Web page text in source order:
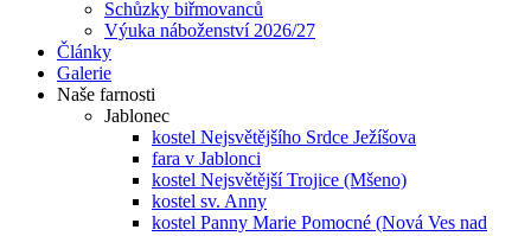
Schůzky biřmovanců
Výuka náboženství 2026/27
Články
Galerie
Naše farnosti
Jablonec
kostel Nejsvětějšího Srdce Ježíšova
fara v Jablonci
kostel Nejsvětější Trojice (Mšeno)
kostel sv. Anny
kostel Panny Marie Pomocné (Nová Ves nad